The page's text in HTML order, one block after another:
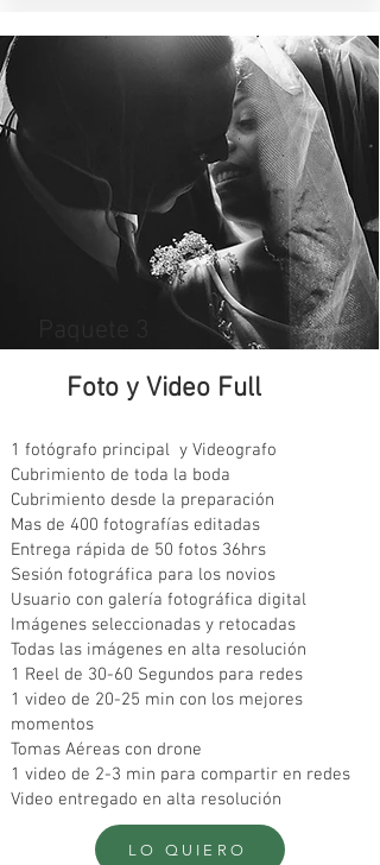
Foto y Video Full
1 fotógrafo principal y Videografo
Cubrimiento de toda la boda
Cubrimiento desde la preparación
Mas de 400 fotografías editadas
Entrega rápida de 50 fotos 36hrs
Sesión fotográfica para los novios
Usuario con galería fotográfica digital
Imágenes seleccionadas y retocadas
Todas las imágenes en alta resolución
1 Reel de 30-60 Segundos para redes
1 video de 20-25 min con los mejores
momentos
Tomas Aéreas con drone
1 video de 2-3 min para compartir en redes
Video entregado en alta resolución
LO QUIERO